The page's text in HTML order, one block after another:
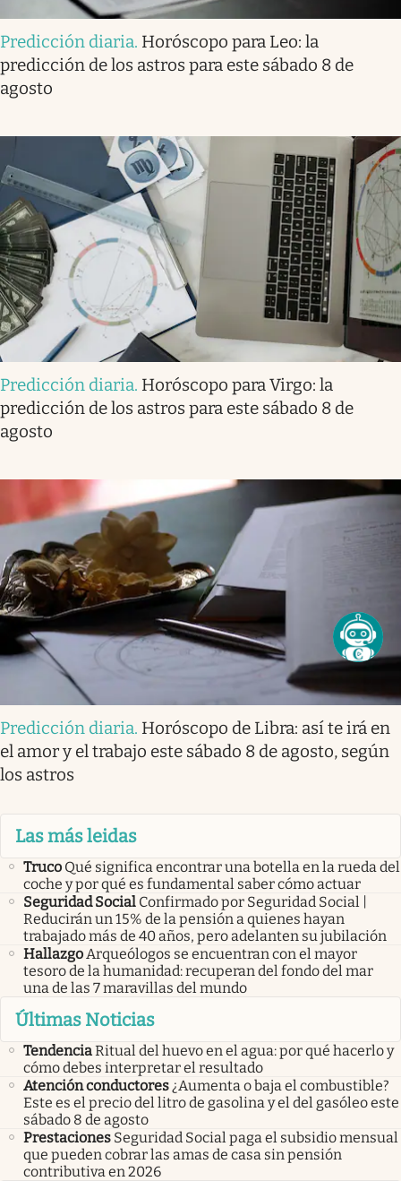
Predicción diaria. Horóscopo para Leo: la
predicción de los astros para este sábado 8 de
agosto
Predicción diaria. Horóscopo para Virgo: la
predicción de los astros para este sábado 8 de
agosto
Predicción diaria. Horóscopo de Libra: así te irá en
el amor y el trabajo este sábado 8 de agosto, según
los astros
Las más leidas
Truco Qué significa encontrar una botella en la rueda del
coche y por qué es fundamental saber cómo actuar
Seguridad Social Confirmado por Seguridad Social |
Reducirán un 15% de la pensión a quienes hayan
trabajado más de 40 años, pero adelanten su jubilación
HallazgoArqueólogos se encuentran con el mayor
tesoro de la humanidad: recuperan del fondo del mar
una de las 7 maravillas del mundo
Últimas Noticias
TendenciaRitual del huevo en el agua: por qué hacerlo y
cómo debes interpretar el resultado
Atención conductores¿Aumenta o baja el combustible?
Este es el precio del litro de gasolina y el del gasóleo este
sábado 8 de agosto
Prestaciones Seguridad Social paga el subsidio mensual
que pueden cobrar las amas de casa sin pensión
contributiva en 2026